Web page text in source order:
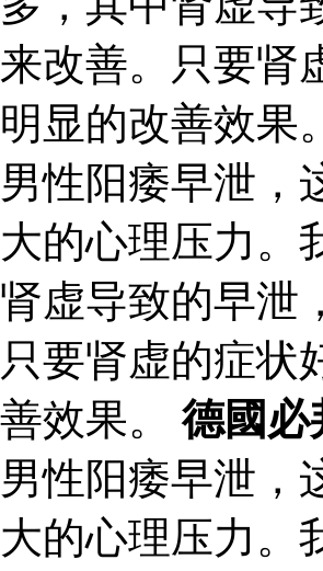
来改善。只要肾
明显的改善效果
男性阳痿早泄，
大的心理压力。
肾虚导致的早泄
只要肾虚的症状
善效果。德國必
男性阳痿早泄，
大的心理压力。